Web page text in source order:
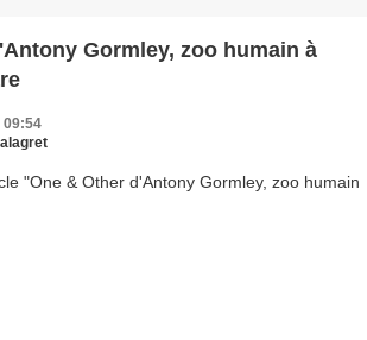
Gormley, zoo humain à
09:54